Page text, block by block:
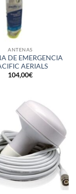
ANTENAS
DE EMERGENCIA
AERIALS
104,00€